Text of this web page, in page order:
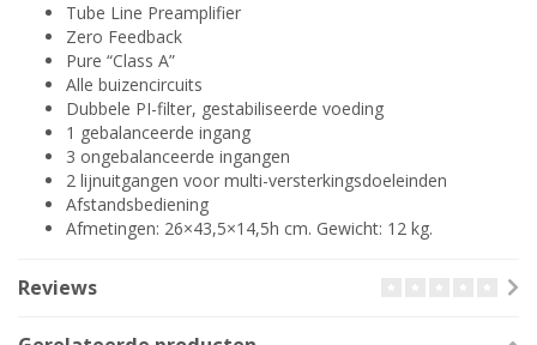
Tube Line Preamplifier
Zero Feedback
Pure “Class A”
Alle buizencircuits
Dubbele PI-filter, gestabiliseerde voeding
1 gebalanceerde ingang
3 ongebalanceerde ingangen
2 lijnuitgangen voor multi-versterkingsdoeleinden
Afstandsbediening
Afmetingen: 26×43,5×14,5h cm. Gewicht: 12 kg.
Reviews